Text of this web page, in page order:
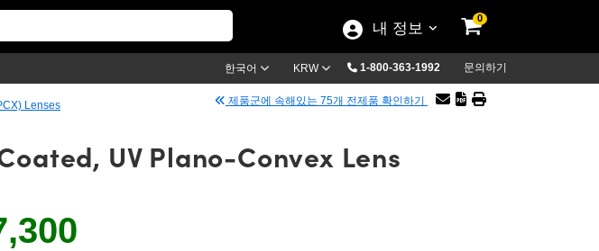
내 정보
0
한국어 KRW 1-800-363-1992 문의하기
Lenses
제품군에 속해있는 75개 전제품 확인하기
UV Plano-Convex Lens
adjust the quantity.